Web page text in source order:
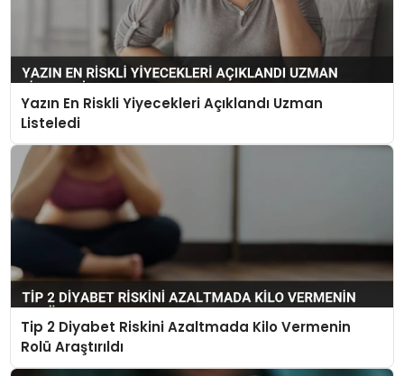
Yazın En Riskli Yiyecekleri Açıklandı Uzman
Listeledi
Tip 2 Diyabet Riskini Azaltmada Kilo Vermenin
Rolü Araştırıldı